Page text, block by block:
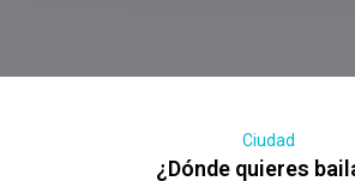
Ciudad
¿Dónde quieres